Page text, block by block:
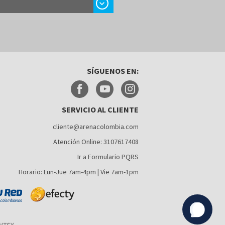
chevron_right
SÍGUENOS EN:
SERVICIO AL CLIENTE
cliente@arenacolombia.com
Atención Online: 3107617408
Ir a Formulario PQRS
Horario: Lun-Jue 7am-4pm | Vie 7am-1pm